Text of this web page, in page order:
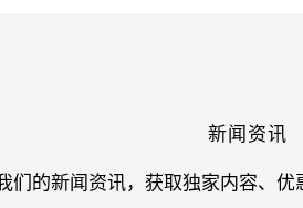
新闻资讯
们的新闻资讯，获取独家内容、优